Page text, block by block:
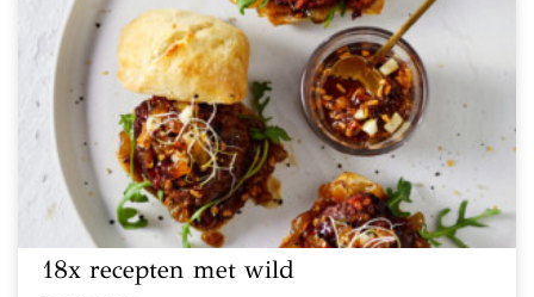
18x recepten met wild